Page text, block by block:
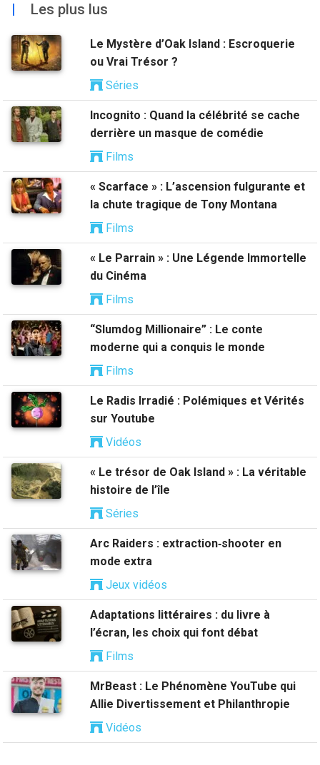
| Les plus lus
Le Mystère d’Oak Island : Escroquerie
ou Vrai Trésor ?
Séries
Incognito : Quand la célébrité se cache
derrière un masque de comédie
Films
« Scarface » : L’ascension fulgurante et
la chute tragique de Tony Montana
Films
« Le Parrain » : Une Légende Immortelle
du Cinéma
Films
“Slumdog Millionaire” : Le conte
moderne qui a conquis le monde
Films
Le Radis Irradié : Polémiques et Vérités
sur Youtube
Vidéos
« Le trésor de Oak Island » : La véritable
histoire de l’île
Séries
Arc Raiders : extraction‑shooter en
mode extra
Jeux vidéos
Adaptations littéraires : du livre à
l’écran, les choix qui font débat
Films
MrBeast : Le Phénomène YouTube qui
Allie Divertissement et Philanthropie
Vidéos